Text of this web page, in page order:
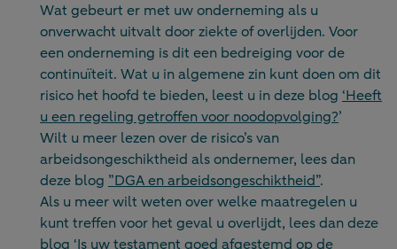
Wat gebeurt er met uw onderneming als u
onverwacht uitvalt door ziekte of overlijden. Voor
een onderneming is dit een bedreiging voor de
continuïteit. Wat u in algemene zin kunt doen om dit
risico het hoofd te bieden, leest u in deze blog ‘Heeft
u een regeling getroffen voor noodopvolging?’
Wilt u meer lezen over de risico’s van
arbeidsongeschiktheid als ondernemer, lees dan
deze blog ”DGA en arbeidsongeschiktheid”.
Als u meer wilt weten over welke maatregelen u
kunt treffen voor het geval u overlijdt, lees dan deze
blog ‘Is uw testament goed afgestemd op de